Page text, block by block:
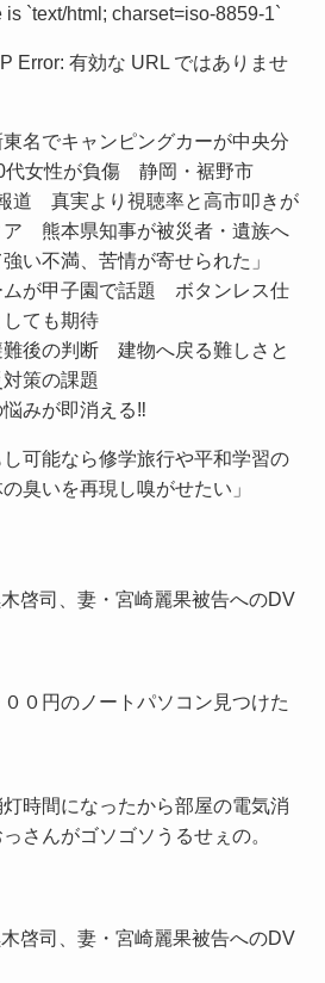
`text/html; charset=iso-8859-1`
Error: 有効な URL ではありませ
名でキャンピングカーが中央分
女性が負傷 静岡・裾野市
報道 真実より視聴率と高市叩きが
ア 熊本県知事が被災者・遺族へ
い不満、苦情が寄せられた」
ムが甲子園で話題 ボタンレス仕
ても期待
難後の判断 建物へ戻る難しさと
策の課題
悩みが即消える‼
可能なら修学旅行や平和学習の
臭いを再現し嗅がせたい」
啓司、妻・宮崎麗果被告へのDV
０円のノートパソコン見つけた
時間になったから部屋の電気消
さんがゴソゴソうるせぇの。
啓司、妻・宮崎麗果被告へのDV